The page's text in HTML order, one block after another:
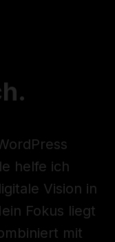
helfe ich
Vision in
Fokus liegt
mit